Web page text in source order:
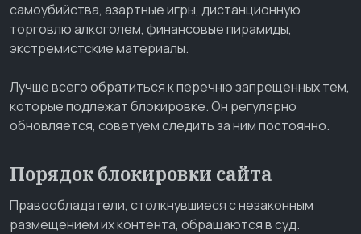
самоубийства, азартные игры, дистанционную
торговлю алкоголем, финансовые пирамиды,
экстремистские материалы.
Лучше всего обратиться к перечню запрещенных тем,
которые подлежат блокировке. Он регулярно
обновляется, советуем следить за ним постоянно.
Порядок блокировки сайта
Правообладатели, столкнувшиеся с незаконным
размещением их контента, обращаются в суд.